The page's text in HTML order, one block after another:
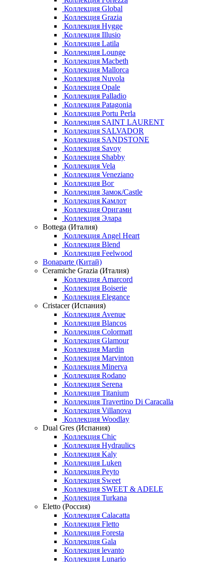
Коллекция Global
Коллекция Grazia
Коллекция Hygge
Коллекция Illusio
Коллекция Latila
Коллекция Lounge
Коллекция Macbeth
Коллекция Mallorca
Коллекция Nuvola
Коллекция Opale
Коллекция Palladio
Коллекция Patagonia
Коллекция Portu Perla
Коллекция SAINT LAURENT
Коллекция SALVADOR
Коллекция SANDSTONE
Коллекция Savoy
Коллекция Shabby
Коллекция Vela
Коллекция Veneziano
Коллекция Вог
Коллекция Замок/Castle
Коллекция Камлот
Коллекция Оригами
Коллекция Элара
Bottega (Италия)
Коллекция Angel Heart
Коллекция Blend
Коллекция Feelwood
Bonaparte (Китай)
Ceramiche Grazia (Италия)
Коллекция Amarcord
Коллекция Boiserie
Коллекция Elegance
Cristacer (Испания)
Коллекция Avenue
Коллекция Blancos
Коллекция Colormatt
Коллекция Glamour
Коллекция Mardin
Коллекция Marvinton
Коллекция Minerva
Коллекция Rodano
Коллекция Serena
Коллекция Titanium
Коллекция Travertino Di Caracalla
Коллекция Villanova
Коллекция Woodlay
Dual Gres (Испания)
Коллекция Chic
Коллекция Hydraulics
Коллекция Kaly
Коллекция Luken
Коллекция Peyto
Коллекция Sweet
Коллекция SWEET & ADELE
Коллекция Turkana
Eletto (Россия)
Коллекция Calacatta
Коллекция Fletto
Коллекция Foresta
Коллекция Gala
Коллекция levanto
Коллекция Lunario